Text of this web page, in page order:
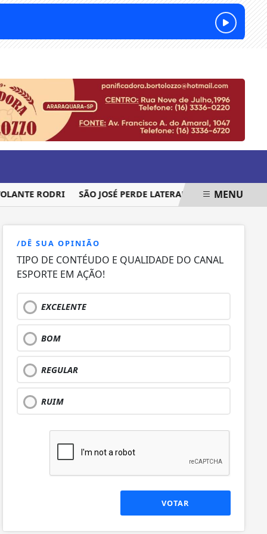
RODRI SÃO JOSÉ PERDE LATERAL PARA SEQUÊNCIA DA
MENU
/DÊ SUA OPINIÃO
TIPO DE CONTÉUDO E QUALIDADE DO CANAL
ESPORTE EM AÇÃO!
EXCELENTE
BOM
REGULAR
RUIM
VOTAR